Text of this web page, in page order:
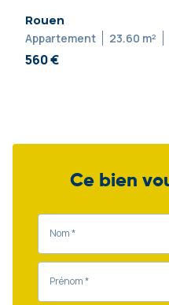
Rouen
Appartement 23.60 m²
560 €
Ce bien
Nom *
Prénom *